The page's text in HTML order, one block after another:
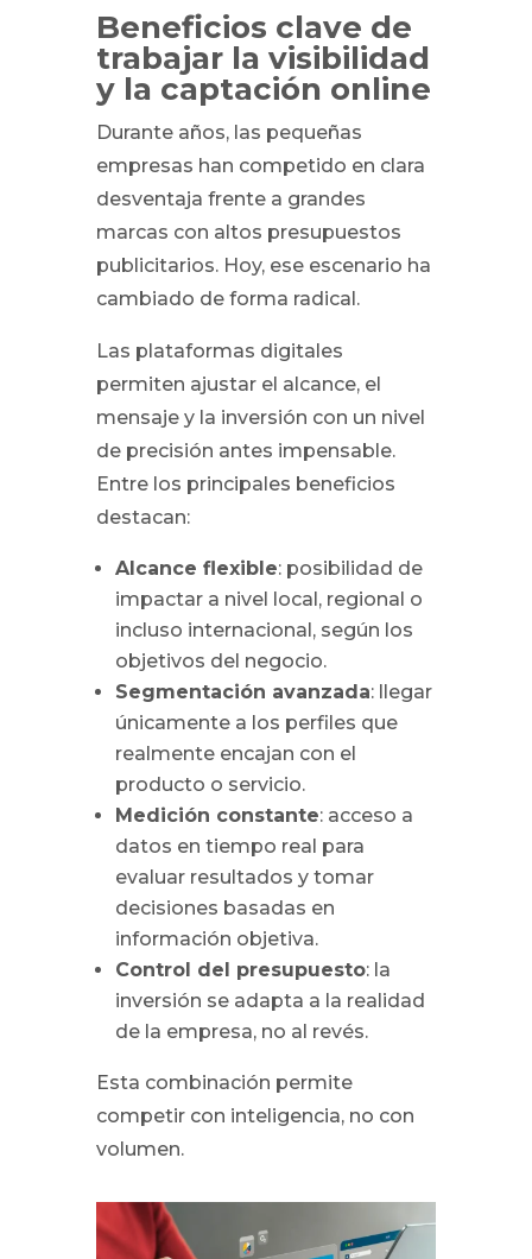
Beneficios clave de
trabajar la visibilidad
y la captación online
Durante años, las pequeñas
empresas han competido en clara
desventaja frente a grandes
marcas con altos presupuestos
publicitarios. Hoy, ese escenario ha
cambiado de forma radical.
Las plataformas digitales
permiten ajustar el alcance, el
mensaje y la inversión con un nivel
de precisión antes impensable.
Entre los principales beneficios
destacan:
Alcance flexible: posibilidad de
impactar a nivel local, regional o
incluso internacional, según los
objetivos del negocio.
Segmentación avanzada: llegar
únicamente a los perfiles que
realmente encajan con el
producto o servicio.
Medición constante: acceso a
datos en tiempo real para
evaluar resultados y tomar
decisiones basadas en
información objetiva.
Control del presupuesto: la
inversión se adapta a la realidad
de la empresa, no al revés.
Esta combinación permite
competir con inteligencia, no con
volumen.